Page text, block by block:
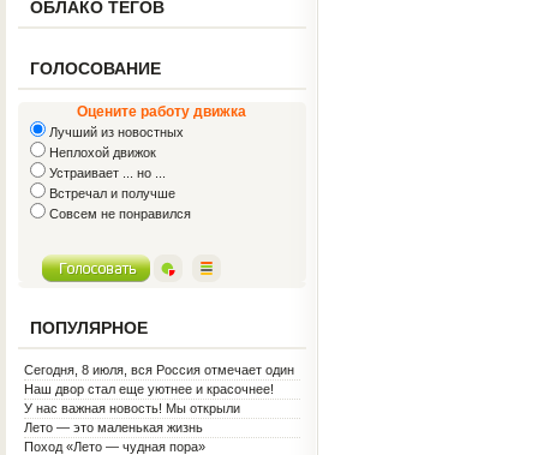
ОБЛАКО ТЕГОВ
ГОЛОСОВАНИЕ
Оцените работу движка
Лучший из новостных
Неплохой движок
Устраивает ... но ...
Встречал и получше
Совсем не понравился
ПОПУЛЯРНОЕ
Сегодня, 8 июля, вся Россия отмечает один
из самых светлых праздников — День
семьи, любви и верности!
Наш двор стал еще уютнее и красочнее!
У нас важная новость! Мы открыли
Социальную гостиную.
Лето — это маленькая жизнь
Поход «Лето — чудная пора»